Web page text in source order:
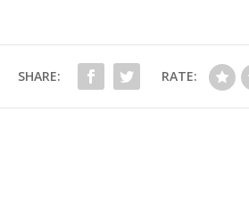
SHARE: RATE: